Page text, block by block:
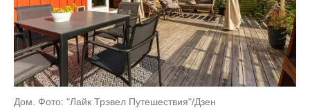
Дом. Фото: "Лайк Трэвел Путешествия"/Дзен